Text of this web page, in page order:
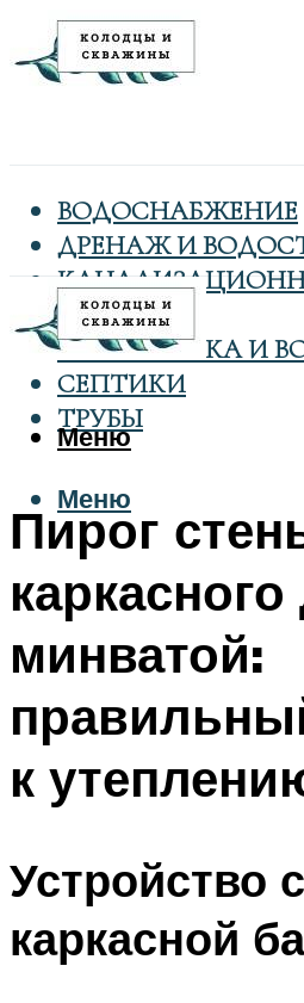
ВОДОСНАБЖЕНИЕ
ДРЕНАЖ И
КОЛОДЦЫ
САНТЕХНИКА И
СЕПТИКИ
ТРУБЫ
Меню
Меню
Пирог
минватой:
к
Устройство
каркасной